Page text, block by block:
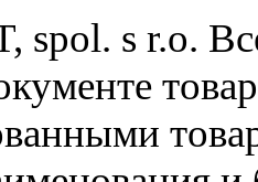
spol. s r.o.